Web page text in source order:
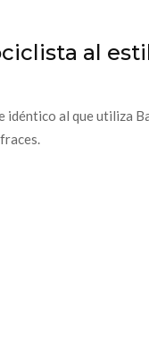
al
idéntico al que utiliza